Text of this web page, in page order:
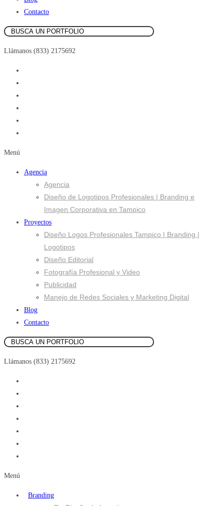
Contacto
Llámanos (833) 2175692
Menú
Agencia
Agencia
Diseño de Logotipos Profesionales | Branding e
Imagen Corporativa en Tampico
Proyectos
Diseño Logos Profesionales Tampico | Branding |
Logotipos
Diseño Editorial
Fotografía Profesional y Video
Publicidad
Manejo de Redes Sociales y Marketing Digital
Blog
Contacto
Llámanos (833) 2175692
Menú
Branding